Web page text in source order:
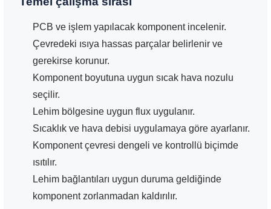
PCB ve işlem yapılacak komponent incelenir.
Çevredeki ısıya hassas parçalar belirlenir ve
gerekirse korunur.
Komponent boyutuna uygun sıcak hava nozulu
seçilir.
Lehim bölgesine uygun flux uygulanır.
Sıcaklık ve hava debisi uygulamaya göre ayarlanır.
Komponent çevresi dengeli ve kontrollü biçimde
ısıtılır.
Lehim bağlantıları uygun duruma geldiğinde
komponent zorlanmadan kaldırılır.